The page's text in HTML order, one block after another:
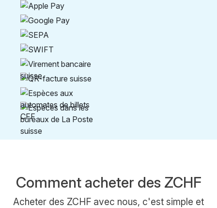
Comment acheter des ZCHF
Acheter des ZCHF avec nous, c'est simple et